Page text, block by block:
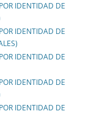
IDENTIDAD DE
IDENTIDAD DE
IDENTIDAD DE
IDENTIDAD DE
IDENTIDAD DE